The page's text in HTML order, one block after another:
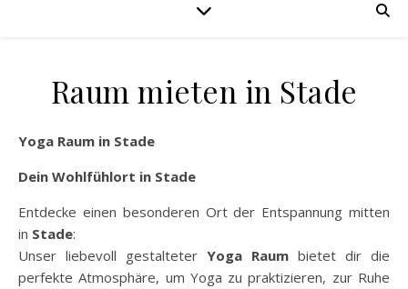
Raum mieten in Stade
Yoga Raum in Stade
Dein Wohlfühlort in Stade
Entdecke einen besonderen Ort der Entspannung mitten
in Stade:
Unser liebevoll gestalteter Yoga Raum bietet dir die
perfekte Atmosphäre, um Yoga zu praktizieren, zur Ruhe